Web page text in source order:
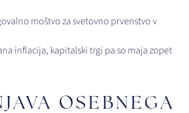
moštvo za svetovno prvenstvo v
inflacija, kapitalski trgi pa so maja zopet
OSEBNEGA